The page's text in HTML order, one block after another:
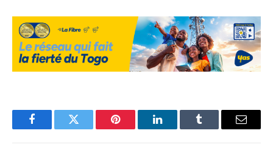
FacebookTwitter Pinterest LinkedInTumblr Email